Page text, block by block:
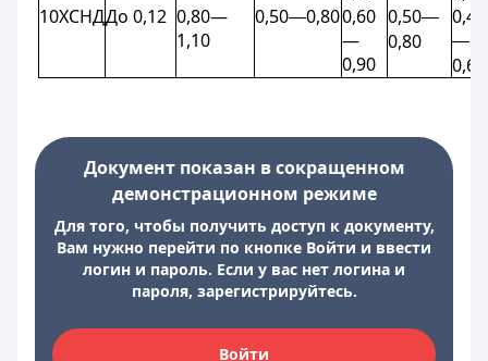
10ХСНДДо 0,12 0,80—
1,10
0,50—0,800,60
—
0,90
0,50—
0,80
0,40
—
0,60
Документ показан в сокращенном
демонстрационном режиме
Для того, чтобы получить доступ к документу,
Вам нужно перейти по кнопке Войти и ввести
логин и пароль. Если у вас нет логина и
пароля, зарегистрируйтесь.
Войти